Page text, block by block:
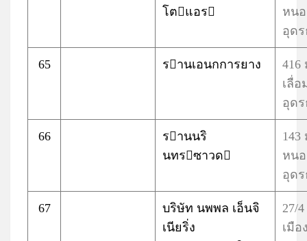
โตแอร
หน
อุด
65 รานเอนกการยาง
416
เลื่อ
อุด
66
รานนริ
นทรซาวด
143
หน
อุด
67
บริษัท นพพล เอ็นจิ
เนียริ่ง
27/
เมือ